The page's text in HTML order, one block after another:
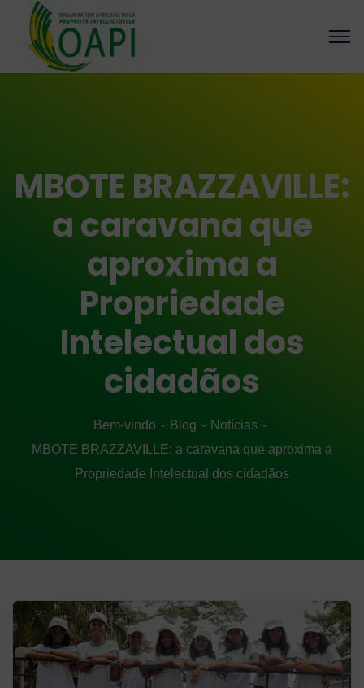
MBOTE BRAZZAVILLE:
a caravana que
aproxima a
Propriedade
Intelectual dos
cidadãos
Bem-vindo Blog
Notícias
MBOTE BRAZZAVILLE: a caravana que aproxima a
Propriedade Intelectual dos cidadãos